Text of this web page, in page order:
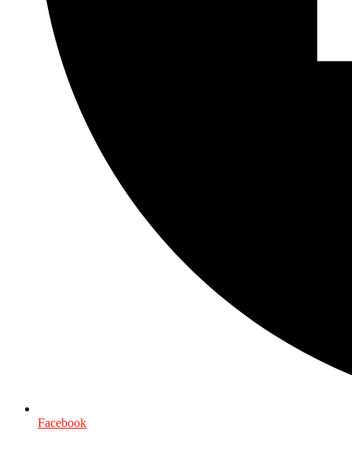
Facebook